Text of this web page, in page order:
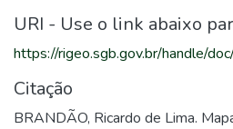
URI - Use o link abaixo
https://rigeo.sgb.gov.br/handle/
Citação
BRANDÃO, Ricardo de Lima.